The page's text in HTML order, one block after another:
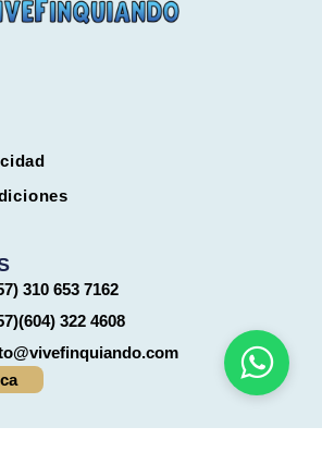
310 653 7162
322 4608